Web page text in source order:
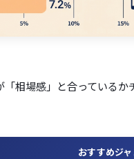
「相場感」と合っているか
おすすめジ